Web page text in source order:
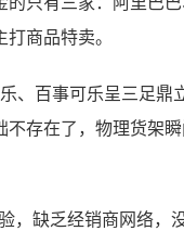
商品特卖。
、百事可乐呈三足鼎
不存在了，物理货架
，缺乏经销商网络，